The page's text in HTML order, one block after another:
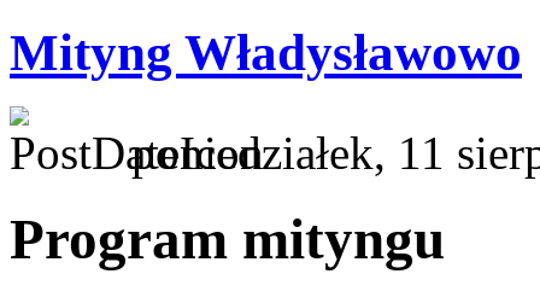
Mityng Władysławowo
poniedziałek, 11
Program mityngu